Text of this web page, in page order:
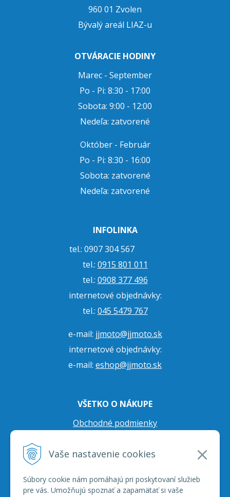
Vaše nastavenie cookies
Súbory cookie nám pomáhajú pri poskytovaní služieb
pre vás. Umožňujú spoznať a zapamätať si vaše
960 01 Zvolen
Bývalý areál LIAZ-u
OTVÁRACIE HODINY
Marec - September
Po - Pi: 8:30 - 17:00
Sobota: 9:00 - 12:00
Nedeľa: zatvorené
Október - Február
Po - Pi: 8:30 - 16:00
Sobota: zatvorené
Nedeľa: zatvorené
INFOLINKA
tel.: 0907 304 567
tel.: 0915 801 011
tel.: 0908 377 496
internetové objednávky:
tel.: 045 5479 767
e-mail: jjmoto@jjmoto.sk
internetové objednávky:
e-mail: eshop@jjmoto.sk
VŠETKO O NÁKUPE
Obchodné podmienky
Prepravné podmienky